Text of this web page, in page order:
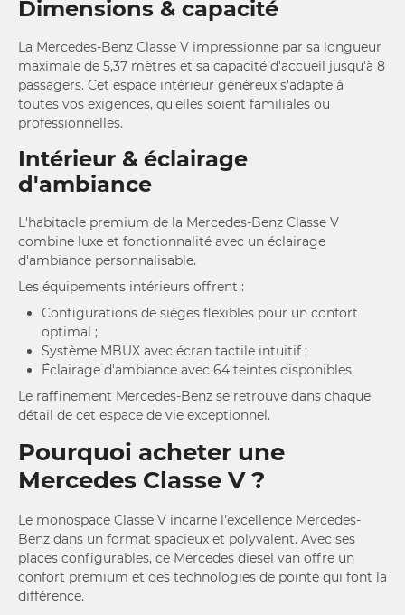
Dimensions & capacité
La Mercedes-Benz Classe V impressionne par sa longueur
maximale de 5,37 mètres et sa capacité d'accueil jusqu'à 8
passagers. Cet espace intérieur généreux s'adapte à
toutes vos exigences, qu'elles soient familiales ou
professionnelles.
Intérieur & éclairage
d'ambiance
L'habitacle premium de la Mercedes-Benz Classe V
combine luxe et fonctionnalité avec un éclairage
d'ambiance personnalisable.
Les équipements intérieurs offrent :
Configurations de sièges flexibles pour un confort
optimal ;
Système MBUX avec écran tactile intuitif ;
Éclairage d'ambiance avec 64 teintes disponibles.
Le raffinement Mercedes-Benz se retrouve dans chaque
détail de cet espace de vie exceptionnel.
Pourquoi acheter une
Mercedes Classe V ?
Le monospace Classe V incarne l'excellence Mercedes-
Benz dans un format spacieux et polyvalent. Avec ses
places configurables, ce Mercedes diesel van offre un
confort premium et des technologies de pointe qui font la
différence.